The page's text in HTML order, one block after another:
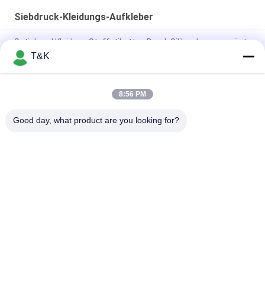
Siebdruck-Kleidungs-Aufkleber
Satinband Kleidung Stoffetiketten Druck Silikon Logo geprägt
SILIKON-Siebdruck-Kleidungs-Aufkleber der Gehrungsfugen-
Falten-3D Gummi
Satin-Ultraschallschnitt Pantone-Siebdruck-Kleidungs-
T&K
8:56 PM
Good day, what product are you looking for?